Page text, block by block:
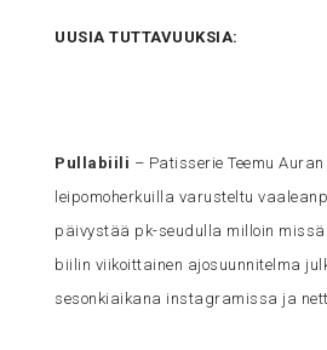
UUSIA TUTTAVUUKSIA:
Pullabiili – Patisserie Teemu
leipomoherkuilla varusteltu
päivystää pk-seudulla milloin
biilin viikoittainen ajosuunnitelma
sesonkiaikana instagramissa ja